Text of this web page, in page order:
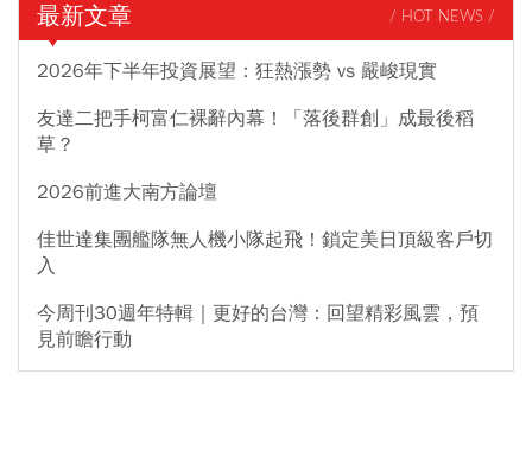
最新文章 / HOT NEWS /
2026年下半年投資展望：狂熱漲勢 vs 嚴峻現實
友達二把手柯富仁裸辭內幕！「落後群創」成最後稻
草？
2026前進大南方論壇
佳世達集團艦隊無人機小隊起飛！鎖定美日頂級客戶切
入
今周刊30週年特輯｜更好的台灣：回望精彩風雲，預
見前瞻行動